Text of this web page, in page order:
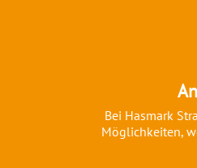
Bei Hasmark
Möglichkeiten,